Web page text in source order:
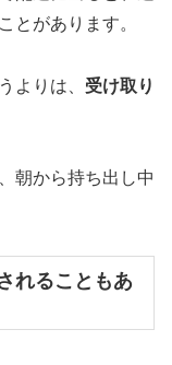
とがあります。
よりは、 受け取り
朝から持ち出し中
れることもあ